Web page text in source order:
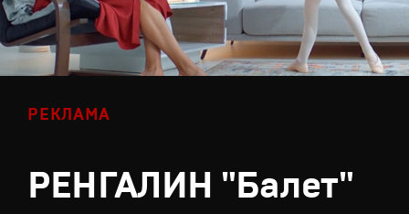
РЕКЛАМА
РЕНГАЛИН "Балет"